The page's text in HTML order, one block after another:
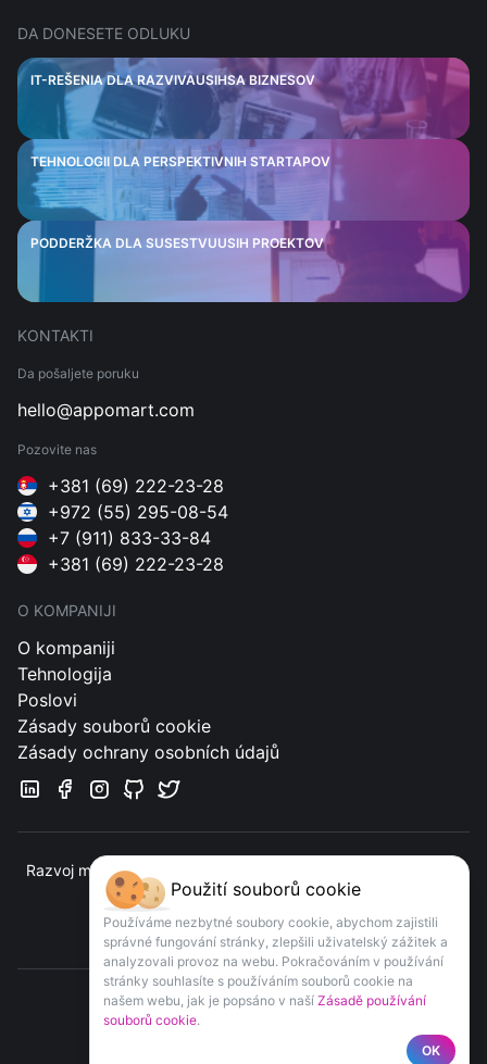
DA DONESETE ODLUKU
IT-REŠENIA DLA RAZVIVAUSIHSA BIZNESOV
TEHNOLOGII DLA PERSPEKTIVNIH STARTAPOV
PODDERŽKA DLA SUSESTVUUSIH PROEKTOV
KONTAKTI
Da pošaljete poruku
hello@appomart.com
Pozovite nas
+381 (69) 222-23-28
+972 (55) 295-08-54
+7 (911) 833-33-84
+381 (69) 222-23-28
O KOMPANIJI
O kompaniji
Tehnologija
Poslovi
Zásady souborů cookie
Zásady ochrany osobních údajů
Razvoj mobilnih aplikacija i veb usluga orijentisanih na klijente
Kontakt
Použití souborů cookie
Používáme nezbytné soubory cookie, abychom zajistili
správné fungování stránky, zlepšili uživatelský zážitek a
analyzovali provoz na webu. Pokračováním v používání
stránky souhlasíte s používáním souborů cookie na
našem webu, jak je popsáno v naší Zásadě používání
souborů cookie.
OK